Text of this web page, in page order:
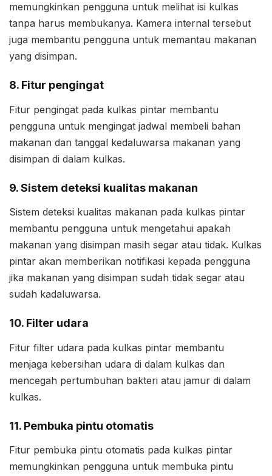
memungkinkan pengguna untuk melihat isi kulkas
tanpa harus membukanya. Kamera internal tersebut
juga membantu pengguna untuk memantau makanan
yang disimpan.
8. Fitur pengingat
Fitur pengingat pada kulkas pintar membantu
pengguna untuk mengingat jadwal membeli bahan
makanan dan tanggal kedaluwarsa makanan yang
disimpan di dalam kulkas.
9. Sistem deteksi kualitas makanan
Sistem deteksi kualitas makanan pada kulkas pintar
membantu pengguna untuk mengetahui apakah
makanan yang disimpan masih segar atau tidak. Kulkas
pintar akan memberikan notifikasi kepada pengguna
jika makanan yang disimpan sudah tidak segar atau
sudah kadaluwarsa.
10. Filter udara
Fitur filter udara pada kulkas pintar membantu
menjaga kebersihan udara di dalam kulkas dan
mencegah pertumbuhan bakteri atau jamur di dalam
kulkas.
11. Pembuka pintu otomatis
Fitur pembuka pintu otomatis pada kulkas pintar
memungkinkan pengguna untuk membuka pintu